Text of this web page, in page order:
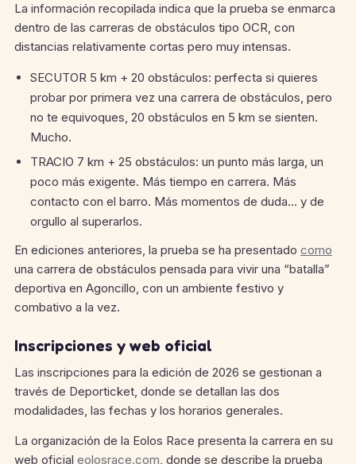
La información recopilada indica que la prueba se enmarca
dentro de las carreras de obstáculos tipo OCR, con
distancias relativamente cortas pero muy intensas.
SECUTOR 5 km + 20 obstáculos: perfecta si quieres
probar por primera vez una carrera de obstáculos, pero
no te equivoques, 20 obstáculos en 5 km se sienten.
Mucho.
TRACIO 7 km + 25 obstáculos: un punto más larga, un
poco más exigente. Más tiempo en carrera. Más
contacto con el barro. Más momentos de duda… y de
orgullo al superarlos.
En ediciones anteriores, la prueba se ha presentado como
una carrera de obstáculos pensada para vivir una “batalla”
deportiva en Agoncillo, con un ambiente festivo y
combativo a la vez.
Inscripciones y web oficial
Las inscripciones para la edición de 2026 se gestionan a
través de Deporticket, donde se detallan las dos
modalidades, las fechas y los horarios generales.
La organización de la Eolos Race presenta la carrera en su
web oficial eolosrace.com, donde se describe la prueba